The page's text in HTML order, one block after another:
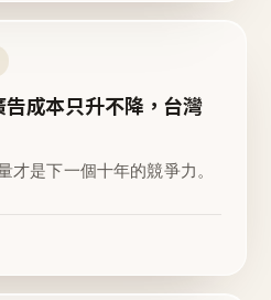
成本只升不降，台灣
才是下一個十年的競爭力。